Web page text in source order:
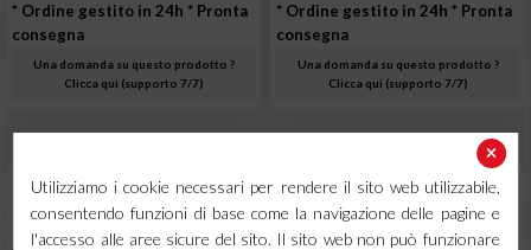
* Ordine gestito in 24h * Pronta
consegna
Una domanda su questo prodotto ?
Clicca qui (supporto 7/7)
* Ordine gestito in 24h * Pronta
consegna
Una domanda su questo prodotto ?
Clicca qui (supporto 7/7)
Utilizziamo i cookie necessari per rendere il sito web utilizzabile,
consentendo funzioni di base come la navigazione delle pagine e
l'accesso alle aree sicure del sito. Il sito web non può funzionare